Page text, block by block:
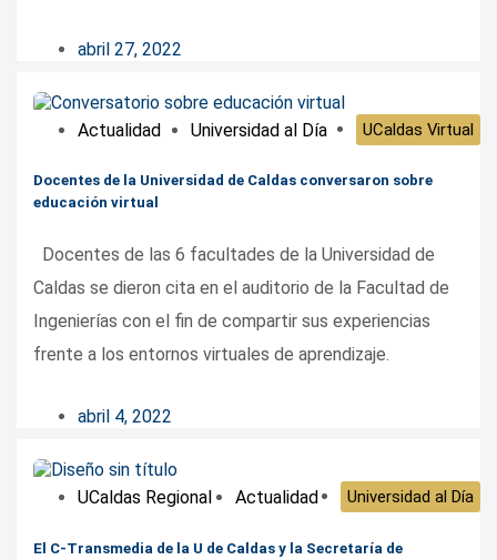
abril 27, 2022
Actualidad Universidad al Día UCaldas Virtual
Docentes de la Universidad de Caldas conversaron sobre
educación virtual
Docentes de las 6 facultades de la Universidad de
Caldas se dieron cita en el auditorio de la Facultad de
Ingenierías con el fin de compartir sus experiencias
frente a los entornos virtuales de aprendizaje.
abril 4, 2022
UCaldas Regional Actualidad Universidad al Día
El C-Transmedia de la U de Caldas y la Secretaría de